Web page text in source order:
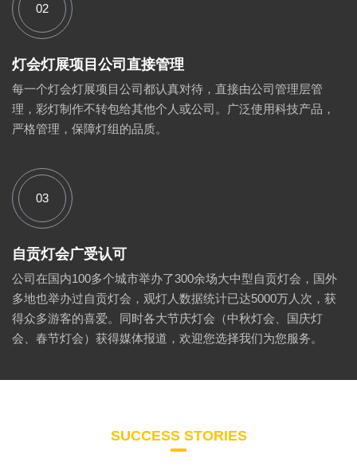
02
灯会灯展项目公司直接管理
每一个灯会灯展项目公司都认真对待，直接由公司管理层管
理，彩灯制作不转包给其他个人或公司。广泛使用科技产品，
严格管理，保障灯组的品质。
03
自贡灯会广受认可
公司在国内100多个城市举办了300余场大中型自贡灯会，国外
多地也举办过自贡灯会，观灯人数据统计已达5000万人次，获
得众多游客的喜爱。同时各大节庆灯会（中秋灯会、国庆灯
会、春节灯会）获得媒体报道，欢迎您选择我们为您服务。
SUCCESS STORIES